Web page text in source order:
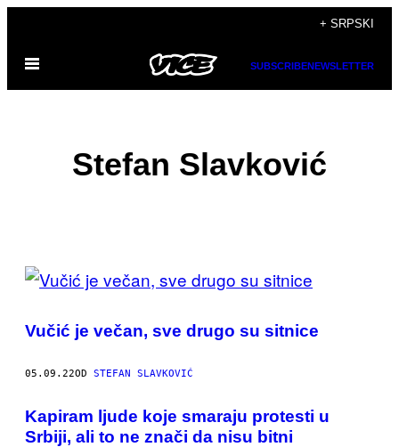
садржај
+ SRPSKI
Otvori
SUBSCRIBENEWSLETTER
Stefan Slavković
POSTS
THIS
AUTHOR
Vučić je večan, sve drugo su sitnice
05.09.22OD STEFAN SLAVKOVIĆ
Kapiram ljude koje smaraju protesti u
Srbiji, ali to ne znači da nisu bitni